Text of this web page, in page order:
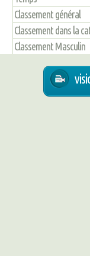
Classement général
Classement dans la
Classement Masculin